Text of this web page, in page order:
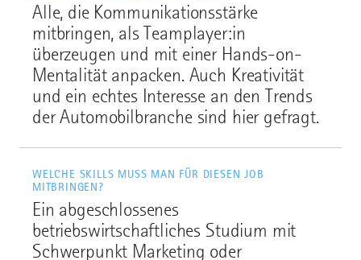
Alle, die Kommunikationsstärke
mitbringen, als Teamplayer:in
überzeugen und mit einer Hands-on-
Mentalität anpacken. Auch Kreativität
und ein echtes Interesse an den Trends
der Automobilbranche sind hier gefragt.
WELCHE SKILLS MUSS MAN FÜR DIESEN JOB
MITBRINGEN?
Ein abgeschlossenes
betriebswirtschaftliches Studium mit
Schwerpunkt Marketing oder